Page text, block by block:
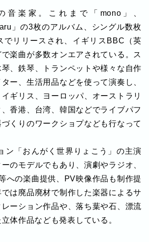
音楽家。これまで「mono」、
」の3枚のアルバム、シングル数枚
でリリースされ、イギリスBBC（英
楽曲が多数オンエアされている。ス
、鉄琴、トランペットや様々な自作
ー、生活用品などを使って演奏し、
ギリス、ヨーロッパ、オーストラリ
香港、台湾、韓国などでライブパフ
くりのワークショプなども行なって
ン「おんがく世界りょこう」の主演
のモデルでもあり、演劇やラジオ、
への楽曲提供、PV映像作品も制作提
は廃品廃材で制作した楽器によるサ
ーション作品や、落ち葉や石、漂流
体作品なども発表している。